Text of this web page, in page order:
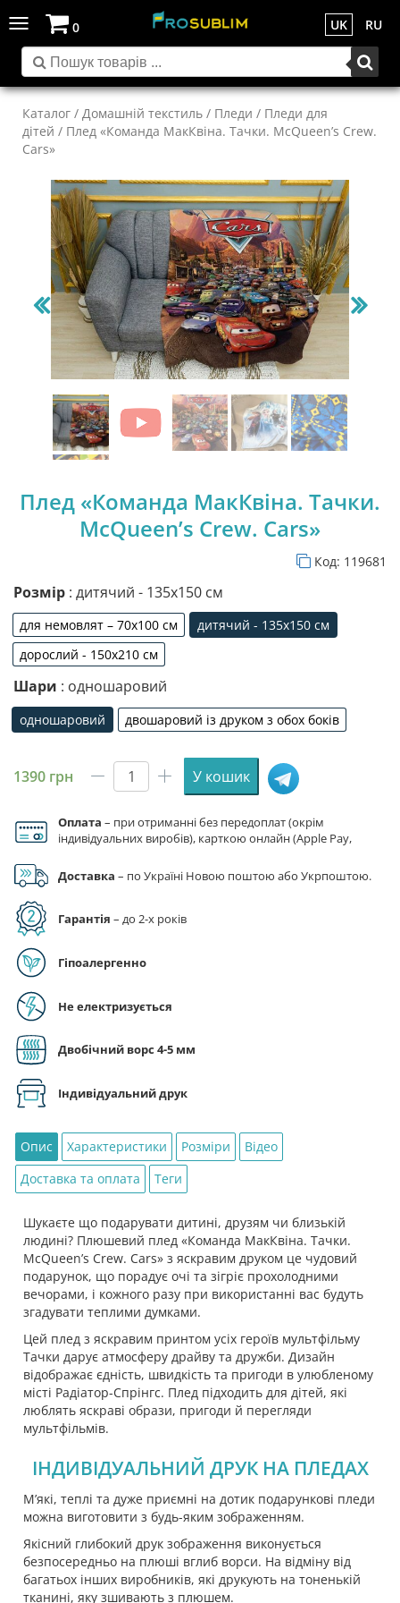
Toggle
navigation
UK RU
0
Каталог / Домашній текстиль / Пледи / Пледи для
дітей / Плед «Команда МакКвіна. Тачки. McQueen’s Crew.
Cars»
Плед «Команда МакКвіна. Тачки.
McQueen’s Crew. Cars»
Код: 119681
Розмір : дитячий - 135х150 см
для немовлят – 70х100 см
для немовлят – 70х100 см
дитячий - 135х150 см
дитячий - 135х150 см
дорослий - 150х210 см
дорослий - 150х210 см
Шари : одношаровий
одношаровий
одношаровий
двошаровий із друком з обох боків
двошаровий із друком з
1390 грн
Плед
МакКвіна.
Тачки.
Crew.
кількість
У кошик
Оплата – при отриманні без передоплат (окрім
індивідуальних виробів), карткою онлайн (Apple Pay,
Доставка – по Україні Новою поштою або Укрпоштою.
Гарантія – до 2-х років
Гіпоалергенно
Не електризується
Двобічний ворс 4-5 мм
Індивідуальний друк
Опис Характеристики Розміри
Відео
Доставка та оплата
Теги
Шукаєте що подарувати дитині, друзям чи близькій
людині? Плюшевий плед «Команда МакКвіна. Тачки.
McQueen’s Crew. Cars» з яскравим друком це чудовий
подарунок, що порадує очі та зігріє прохолодними
вечорами, і кожного разу при використанні вас будуть
згадувати теплими думками.
Цей плед з яскравим принтом усіх героїв мультфільму
Тачки дарує атмосферу драйву та дружби. Дизайн
відображає єдність, швидкість та пригоди в улюбленому
місті Радіатор-Спрінгс. Плед підходить для дітей, які
люблять яскраві образи, пригоди й перегляди
мультфільмів.
ІНДИВІДУАЛЬНИЙ ДРУК НА ПЛЕДАХ
М’які, теплі та дуже приємні на дотик подарункові пледи
можна виготовити з будь-яким зображенням.
Якісний глибокий друк зображення виконується
безпосередньо на плюші вглиб ворси. На відміну від
багатьох інших виробників, які друкують на тоненькій
тканині, яку зшивають з плюшем.